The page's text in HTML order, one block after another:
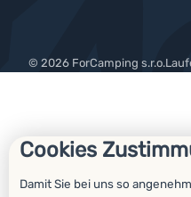
Cookies
Damit Sie bei uns so
© 2026 ForCamping s.r.o.